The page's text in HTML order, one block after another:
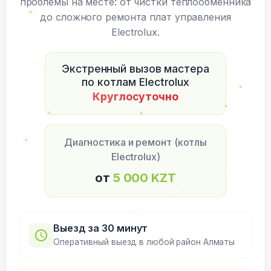
до сложного ремонта плат управления
Electrolux.
Экстренный вызов мастера
по котлам Electrolux
Круглосуточно
Диагностика и ремонт (котлы
Electrolux)
от 5 000 KZT
Выезд за 30 минут
Оперативный выезд в любой район Алматы